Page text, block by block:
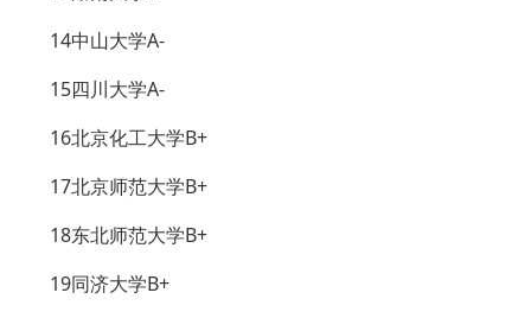
14中山大学A-
15四川大学A-
16北京化工大学B+
17北京师范大学B+
18东北师范大学B+
19同济大学B+